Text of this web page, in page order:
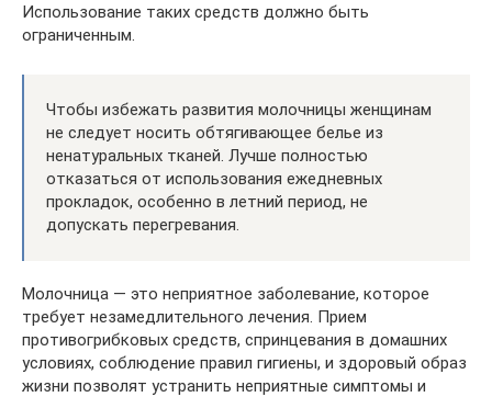
Использование таких средств должно быть
ограниченным.
Чтобы избежать развития молочницы женщинам
не следует носить обтягивающее белье из
ненатуральных тканей. Лучше полностью
отказаться от использования ежедневных
прокладок, особенно в летний период, не
допускать перегревания.
Молочница — это неприятное заболевание, которое
требует незамедлительного лечения. Прием
противогрибковых средств, спринцевания в домашних
условиях, соблюдение правил гигиены, и здоровый образ
жизни позволят устранить неприятные симптомы и